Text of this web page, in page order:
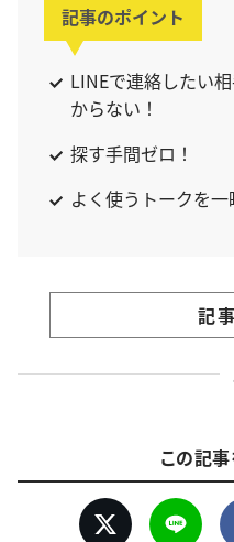
記事のポイント
LINEで連絡したい
からない！
探す手間ゼロ！
よく使うトークを
記
この記